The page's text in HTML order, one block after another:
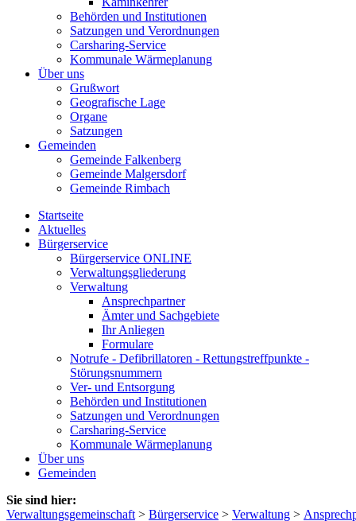
Behörden und Institutionen
Satzungen und Verordnungen
Carsharing-Service
Kommunale Wärmeplanung
Über uns
Grußwort
Geografische Lage
Organe
Satzungen
Gemeinden
Gemeinde Falkenberg
Gemeinde Malgersdorf
Gemeinde Rimbach
Startseite
Aktuelles
Bürgerservice
Bürgerservice ONLINE
Verwaltungsgliederung
Verwaltung
Ansprechpartner
Ämter und Sachgebiete
Ihr Anliegen
Formulare
Notrufe - Defibrillatoren - Rettungstreffpunkte -
Störungsnummern
Ver- und Entsorgung
Behörden und Institutionen
Satzungen und Verordnungen
Carsharing-Service
Kommunale Wärmeplanung
Über uns
Gemeinden
Sie sind hier:
Verwaltungsgemeinschaft > Bürgerservice > Verwaltung >